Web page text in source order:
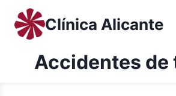
Clínica Alicante
Accidentes de